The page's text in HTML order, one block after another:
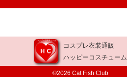
コスプレ衣装通販
ハッピーコスチューム
©2026 Cat Fish Club